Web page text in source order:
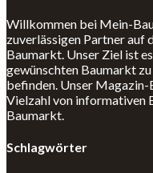
Willkommen bei Mein-
zuverlässigen Partner auf
Baumarkt. Unser Ziel ist
gewünschten Baumarkt
befinden. Unser
Vielzahl von informativen
Baumarkt.
Schlagwörter